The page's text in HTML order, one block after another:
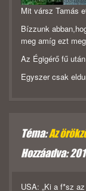
Mit vársz Tamás
Bízzunk
meg amíg ezt
Az Égigérő fű
Egyszer csak
Téma:Az
Hozzáadva:
USA: „Ki a f*sz